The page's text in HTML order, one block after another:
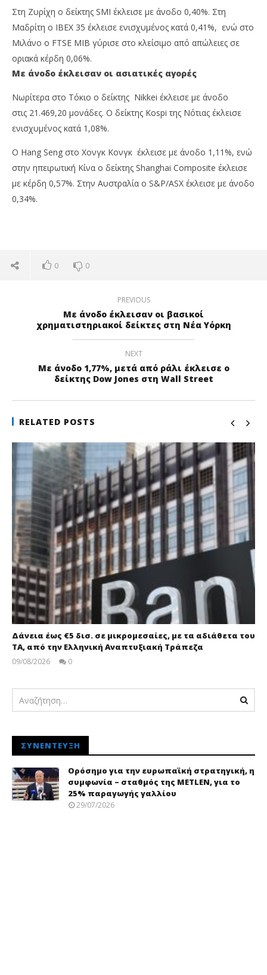
Στη Ζυρίχη ο δείκτης SMI έκλεισε με άνοδο 0,40%. Στη
Μαδρίτη ο ΙΒΕΧ 35 έκλεισε ενισχυμένος κατά 0,41%, ενώ στο
Μιλάνο ο FTSE MIB γύρισε στο κλείσιμο από απώλειες σε
οριακά κέρδη 0,06%.
Με άνοδο έκλεισαν οι ασιατικές αγορές
Νωρίτερα στο Τόκιο ο δείκτης Nikkei έκλεισε με άνοδο
στις 21.469,20 μονάδες. Ο δείκτης Kospi της Νότιας έκλεισε
ενισχυμένος κατά 1,08%.
Ο Hang Seng στο Χονγκ Κονγκ έκλεισε με άνοδο 1,11%, ενώ
στην ηπειρωτική Κίνα ο δείκτης Shanghai Composite έκλεισε
με κέρδη 0,57%. Στην Αυστραλία ο S&P/ASX έκλεισε με άνοδο
0,34%.
0 0
PREVIOUS
Με άνοδο έκλεισαν οι βασικοί
χρηματιστηριακοί δείκτες στη Νέα Υόρκη
NEXT
Με άνοδο 1,77%, μετά από ράλι έκλεισε ο
δείκτης Dow Jones στη Wall Street
RELATED POSTS
Δάνεια έως €5 δισ. σε μικρομεσαίες, με τα αδιάθετα του
ΤΑ, από την Ελληνική Αναπτυξιακή Τράπεζα
09/08/2026
0
ΣΥΝΈΝΤΕΥΞΗ
Ορόσημο για την ευρωπαϊκή στρατηγική, η
συμφωνία – σταθμός της METLEN, για το
25% παραγωγής γαλλίου
29/07/2026